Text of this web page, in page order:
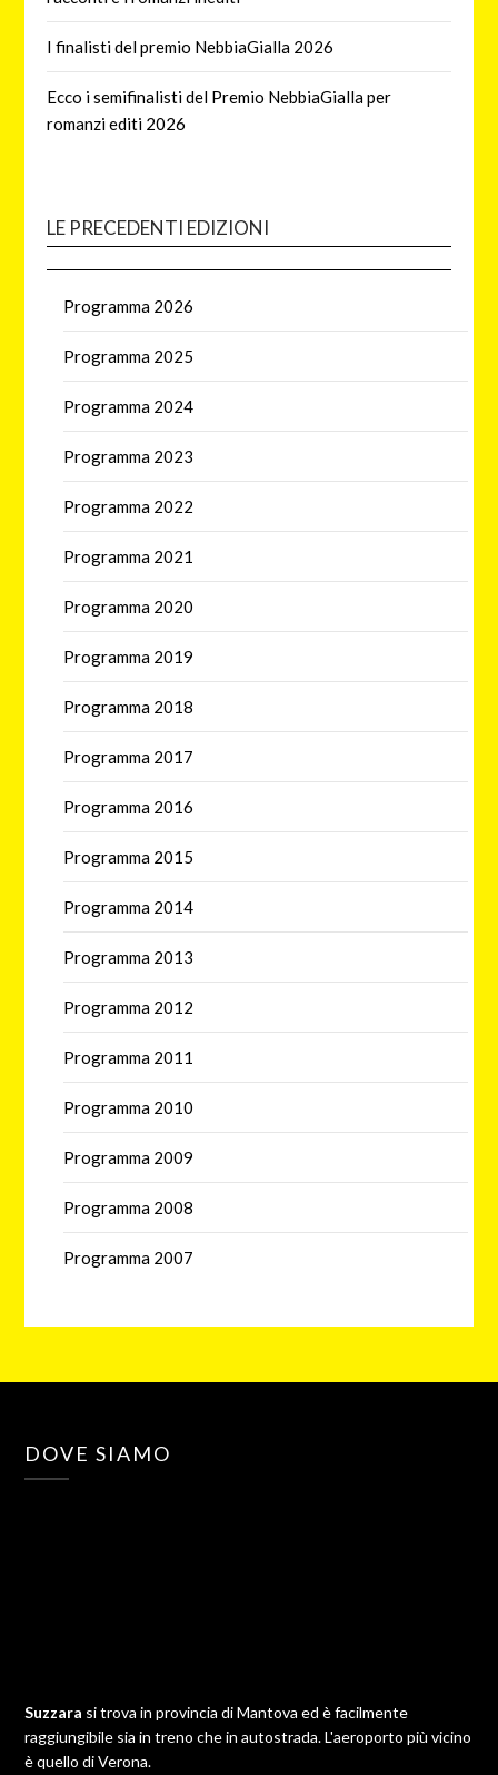
I finalisti del premio NebbiaGialla 2026
Ecco i semifinalisti del Premio NebbiaGialla per
romanzi editi 2026
LE PRECEDENTI EDIZIONI
Programma 2026
Programma 2025
Programma 2024
Programma 2023
Programma 2022
Programma 2021
Programma 2020
Programma 2019
Programma 2018
Programma 2017
Programma 2016
Programma 2015
Programma 2014
Programma 2013
Programma 2012
Programma 2011
Programma 2010
Programma 2009
Programma 2008
Programma 2007
DOVE SIAMO
Suzzara si trova in provincia di Mantova ed è facilmente
raggiungibile sia in treno che in autostrada. L'aeroporto più vicino
è quello di Verona.